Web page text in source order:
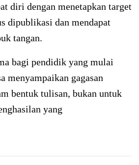
diri dengan menetapkan target
dipublikasi dan mendapat
tangan.
bagi pendidik yang mulai
menyampaikan gagasan
bentuk tulisan, bukan untuk
yang